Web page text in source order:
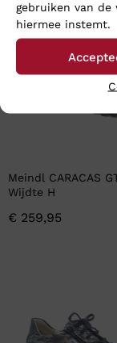
gebruiken van
hiermee instemt.
Meindl CARACAS
Wijdte H
€ 259,95